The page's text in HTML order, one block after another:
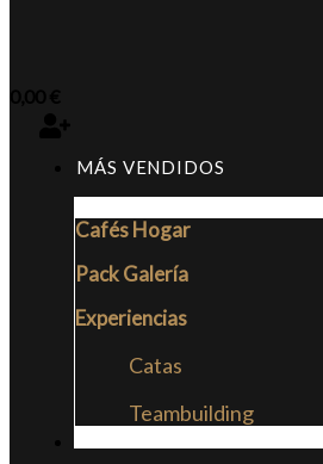
MÁS VENDIDOS
Cafés Hogar
Pack Galería
Experiencias
Catas
Teambuilding